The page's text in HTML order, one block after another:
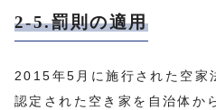
2-5.罰則の適用
2015年5月に施行された空家
認定された空き家を自治体か